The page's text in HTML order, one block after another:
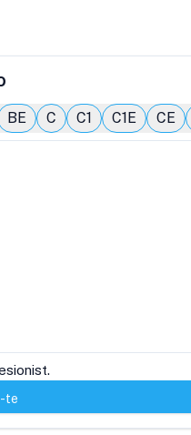
BE C C1 C1E CE
te